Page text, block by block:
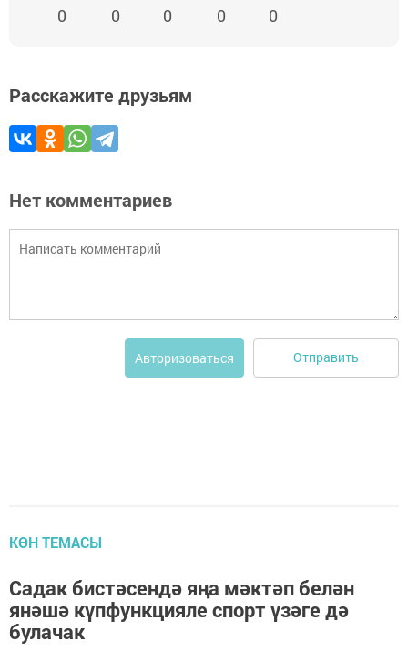
0 0 0 0 0
Расскажите друзьям
Нет комментариев
Авторизоваться Отправить
КӨН ТЕМАСЫ
Садак бистәсендә яңа мәктәп белән
янәшә күпфункцияле спорт үзәге дә
булачак